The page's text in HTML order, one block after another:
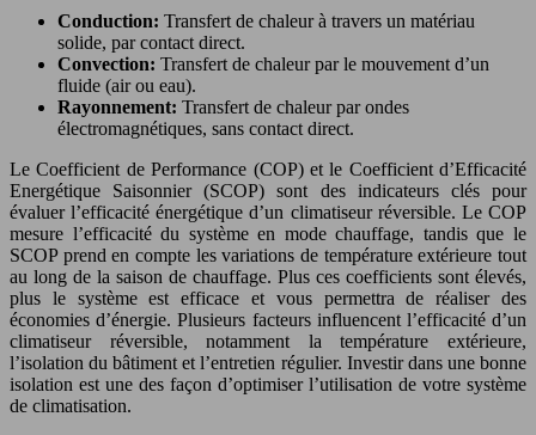
Conduction: Transfert de chaleur à travers un matériau
solide, par contact direct.
Convection: Transfert de chaleur par le mouvement d’un
fluide (air ou eau).
Rayonnement: Transfert de chaleur par ondes
électromagnétiques, sans contact direct.
Le Coefficient de Performance (COP) et le Coefficient d’Efficacité
Energétique Saisonnier (SCOP) sont des indicateurs clés pour
évaluer l’efficacité énergétique d’un climatiseur réversible. Le COP
mesure l’efficacité du système en mode chauffage, tandis que le
SCOP prend en compte les variations de température extérieure tout
au long de la saison de chauffage. Plus ces coefficients sont élevés,
plus le système est efficace et vous permettra de réaliser des
économies d’énergie. Plusieurs facteurs influencent l’efficacité d’un
climatiseur réversible, notamment la température extérieure,
l’isolation du bâtiment et l’entretien régulier. Investir dans une bonne
isolation est une des façon d’optimiser l’utilisation de votre système
de climatisation.